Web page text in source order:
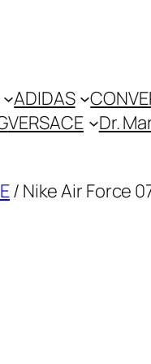
ADIDAS
VERSACE Dr.
/ Nike Air Force